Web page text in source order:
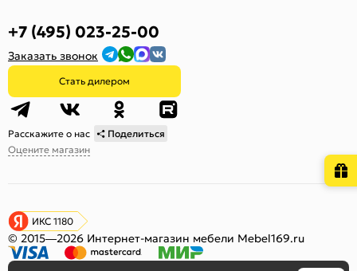
+7 (495) 023-25-00
Заказать звонок
Стать дилером
Расскажите о нас
Поделиться
Оцените магазин
ИКС 1180
© 2015—2026 Интернет-магазин мебели Mebel169.ru